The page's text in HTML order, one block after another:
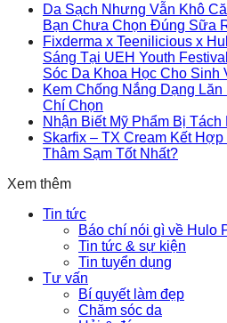
Da Sạch Nhưng Vẫn Khô
Bạn Chưa Chọn Đúng Sữa
Fixderma x Teenilicious x
Sáng Tại UEH Youth
Sóc Da Khoa Học Cho Sinh
Kem Chống Nắng Dạng
Chí Chọn
Nhận Biết Mỹ Phẩm Bị
Skarfix – TX Cream Kết
Thâm Sạm Tốt Nhất?
Xem thêm
Tin tức
Báo chí nói gì về Hulo
Tin tức & sự kiện
Tin tuyển dụng
Tư vấn
Bí quyết làm đẹp
Chăm sóc da